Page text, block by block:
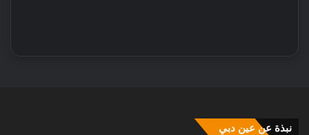
نبذة عن عين دبي